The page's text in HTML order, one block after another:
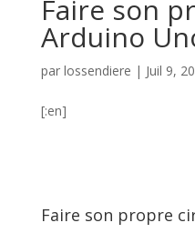
Faire son
Arduino
par lossendiere | Juil 9,
[:en]
Faire son propre